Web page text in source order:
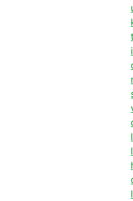
i
l
l
l